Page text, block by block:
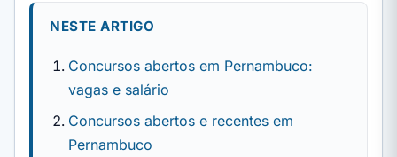
NESTE ARTIGO
Concursos abertos em Pernambuco:
vagas e salário
Concursos abertos e recentes em
Pernambuco